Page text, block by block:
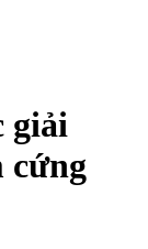
giải
cứng